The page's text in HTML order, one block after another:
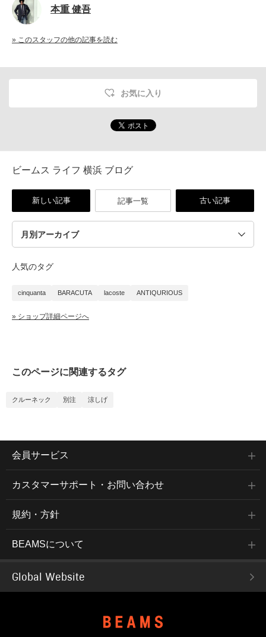
本重 健吾
» このスタッフの他の記事を読む
お気に入り
ビームス ライフ 横浜 ブログ
新しい記事 記事一覧 古い記事
人気のタグ
cinquanta BARACUTA lacoste ANTIQURIOUS
» ショップ詳細ページへ
このページに関連するタグ
クルーネック 別注 涼しげ
会員サービス
カスタマーサポート・お問い合わせ
規約・方針
BEAMSについて
Global Website